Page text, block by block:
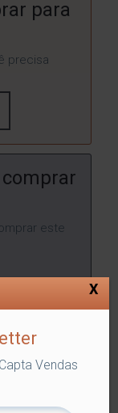
para
precisa
este
PARA
Vendas
X